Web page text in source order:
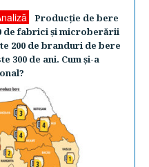
Producţie de bere
de fabrici şi microberării
200 de branduri de bere
300 de ani. Cum şi-a